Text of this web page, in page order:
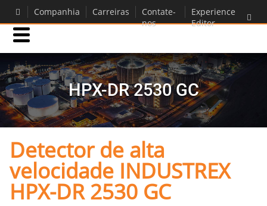
Companhia Carreiras
Contate-
nos
Experience
Editor
Produtos
Suporte HPX-DR 2530 GC
Detector de alta
velocidade INDUSTREX
HPX-DR 2530 GC